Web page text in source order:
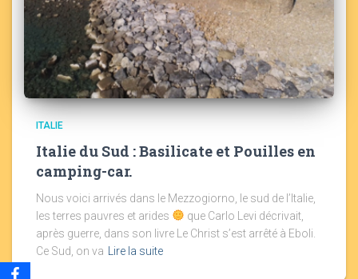
ITALIE
Italie du Sud : Basilicate et Pouilles en
camping-car.
Nous voici arrivés dans le Mezzogiorno, le sud de l’Italie,
les terres pauvres et arides
que Carlo Levi décrivait,
après guerre, dans son livre Le Christ s’est arrêté à Eboli.
Ce Sud, on va
Lire la suite